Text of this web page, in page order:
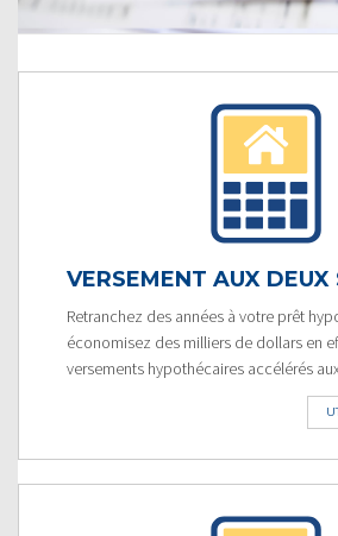
VERSEMENT AUX DEUX
Retranchez des années à votre prêt
économisez des milliers de dollars en
versements hypothécaires accélérés